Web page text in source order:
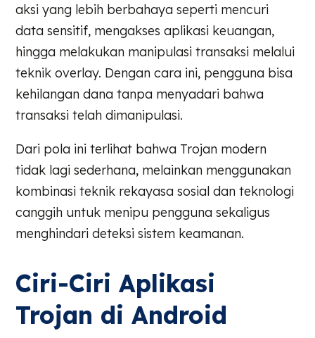
aksi yang lebih berbahaya seperti mencuri
data sensitif, mengakses aplikasi keuangan,
hingga melakukan manipulasi transaksi melalui
teknik overlay. Dengan cara ini, pengguna bisa
kehilangan dana tanpa menyadari bahwa
transaksi telah dimanipulasi.
Dari pola ini terlihat bahwa Trojan modern
tidak lagi sederhana, melainkan menggunakan
kombinasi teknik rekayasa sosial dan teknologi
canggih untuk menipu pengguna sekaligus
menghindari deteksi sistem keamanan.
Ciri-Ciri Aplikasi
Trojan di Android